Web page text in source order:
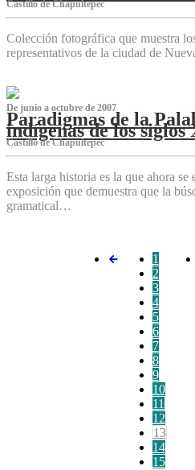
Castillo de Chapultepec
Colección fotográfica que muestra
representativos de la ciudad de
De junio a octubre de 2007
Paradigmas de la
indígenas de los
Castillo de Chapultepec
Esta larga historia es la que ahora se
exposición que demuestra que la
gramatical…
1
2
3
4
5
6
7
8
9
10
11
12
13
14
15